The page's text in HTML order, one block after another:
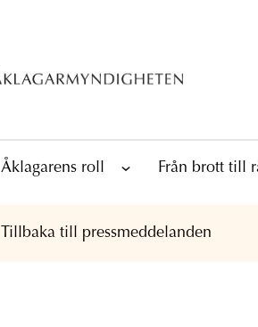
Åklagarens roll Från brott till
Tillbaka till pressmeddelanden